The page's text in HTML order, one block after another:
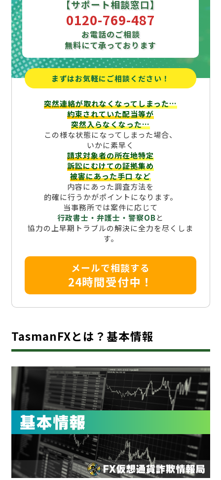
【サポート相談窓口】
0120-769-487
お電話のご相談
無料にて承っております
まずはお気軽にご相談ください！
突然連絡が取れなくなってしまった…
約束されていた配当等が
突然入らなくなった…
この様な状態になってしまった場合、
いかに素早く
請求対象者の所在地特定
訴訟にむけての証拠集め
被害にあった手口など
内容にあった調査方法を
的確に行うかがポイントになります。
当事務所では案件に応じて
行政書士・弁護士・警察OBと
協力の上早期トラブルの解決に全力を尽くしま
す。
メールで相談する
24時間受付中！
TasmanFXとは？基本情報